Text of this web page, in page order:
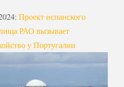
: Проект испанского
РАО вызывает
у Португалии